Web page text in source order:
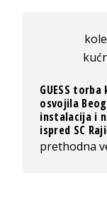
GUESS
osvojila
instalacija i
ispred SC
prethodna